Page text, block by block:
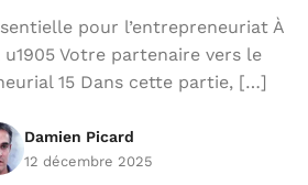
pour l’entrepreneuriat À
Votre partenaire vers le
15 Dans cette partie, […]
Damien Picard
12 décembre 2025